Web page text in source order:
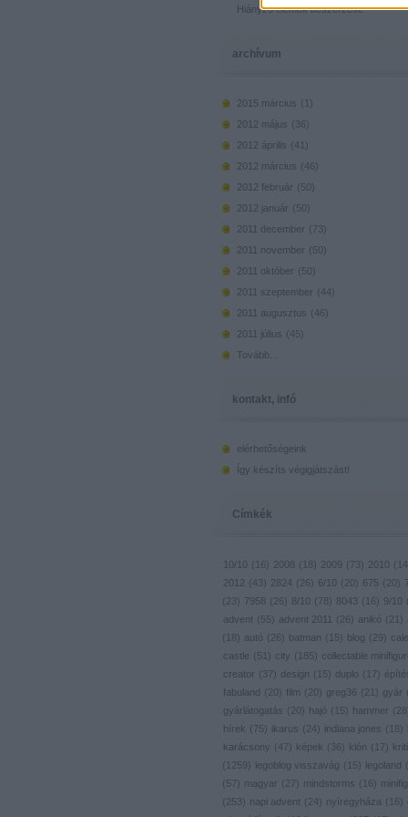
Hiányzó elemek beszerzése
archívum
2015 március (
)
2012 május ( 36 )
2012 április ( 41
)
2012 március ( 46 )
2012 február ( 50)
2012 január ( 50)
2011 december ( 73)
2011 november ( 50)
2011 október ( 50)
2011 szeptember ( 44)
2011 augusztus ( 46 )
2011 július ( 45)
Tovább
kontakt, infó
elérhetőségeink
Így készíts végigjátszást!
Címkék
10/10 ( 16 ) 2008 ( 18 ) 2009 ( 73) 2010 (
2012 ( 43) 2824 ( 26 ) 6/10 ( 20) 675 ( 20)
( 23) 7958 ( 26 ) 8/10 ( 78 ) 8043 ( 16 ) 9/10 (
advent ( 55) advent 2011 ( 26 ) anikó ( 21 )
(
18 ) autó ( 26 ) batman ( 15) blog ( 29)
castle ( 51 ) city ( 185) collectable
creator ( 37) design ( 15) duplo ( 17)
fabuland ( 20) film ( 20) greg36 ( 21 ) gyár (
gyárlátogatás ( 20) hajó ( 15) hammer ( 28
hírek ( 75) ikarus ( 24) indiana jones ( 18 )
karácsony ( 47) képek ( 36 ) klón ( 17)
(
1259) legoblog visszavág ( 15) legoland (
( 57) magyar ( 27) mindstorms ( 16 ) minifig
( 253) napi advent ( 24) nyíregyháza ( 16 )